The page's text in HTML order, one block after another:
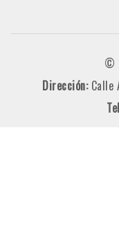
©
Dirección: Calle